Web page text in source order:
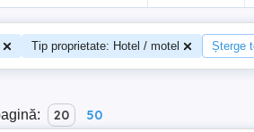
Tip proprietate: Hotel / motel Șterge
20 50